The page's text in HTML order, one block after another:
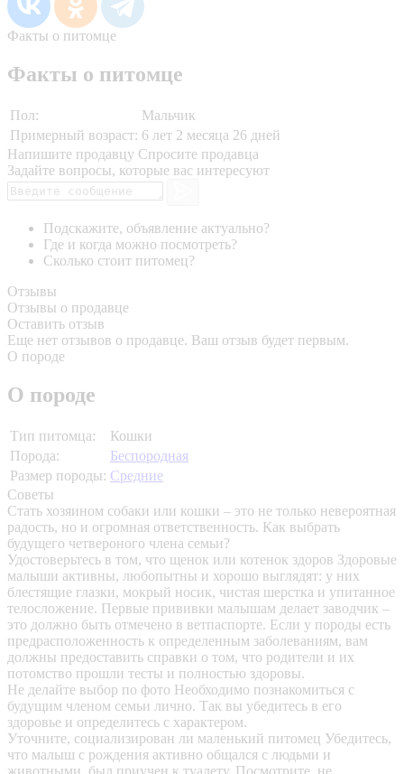
Факты о питомце
Факты о питомце
Пол:
Мальчик
Примерный возраст: 6 лет 2 месяца 26 дней
Напишите продавцу Спросите продавца
Задайте вопросы, которые вас интересуют
Подскажите, объявление актуально?
Где и когда можно посмотреть?
Сколько стоит питомец?
Отзывы
Отзывы о продавце
Оставить отзыв
Еще нет отзывов о продавце. Ваш отзыв будет первым.
О породе
О породе
Тип питомца:
Кошки
Порода:
Беспородная
Размер породы: Средние
Советы
Стать хозяином собаки или кошки – это не только невероятная
радость, но и огромная ответственность. Как выбрать
будущего четвероного члена семьи?
Удостоверьтесь в том, что щенок или котенок здоров Здоровые
малыши активны, любопытны и хорошо выглядят: у них
блестящие глазки, мокрый носик, чистая шерстка и упитанное
телосложение. Первые прививки малышам делает заводчик –
это должно быть отмечено в ветпаспорте. Если у породы есть
предрасположенность к определенным заболеваниям, вам
должны предоставить справки о том, что родители и их
потомство прошли тесты и полностью здоровы.
Не делайте выбор по фото Необходимо познакомиться с
будущим членом семьи лично. Так вы убедитесь в его
здоровье и определитесь с характером.
Уточните, социализирован ли маленький питомец Убедитесь,
что малыш с рождения активно общался с людьми и